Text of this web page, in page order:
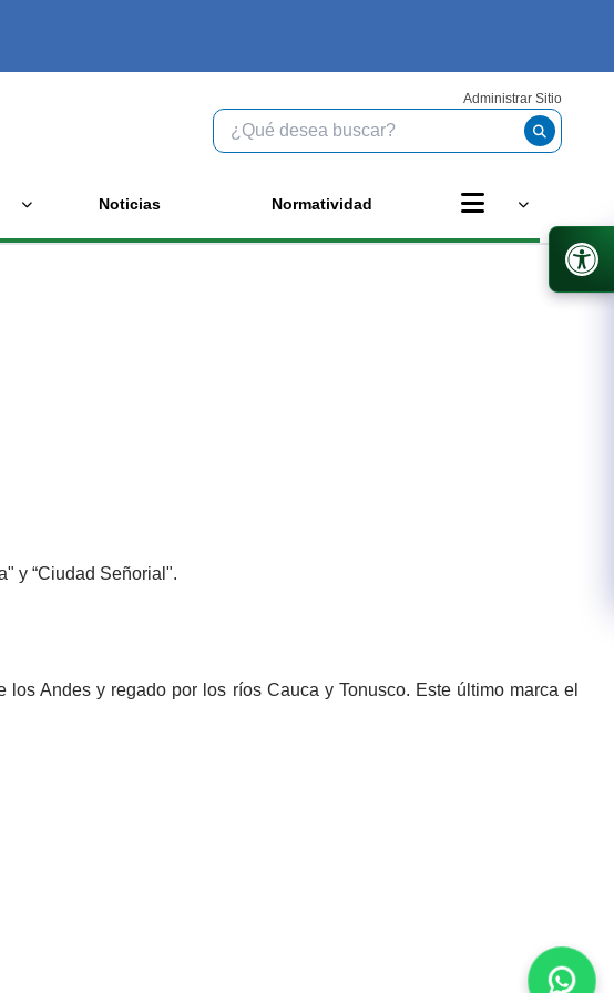
Administrar Sitio
Noticias Normatividad
y “Ciudad Señorial".
Andes y regado por los ríos Cauca y Tonusco. Este último marca el